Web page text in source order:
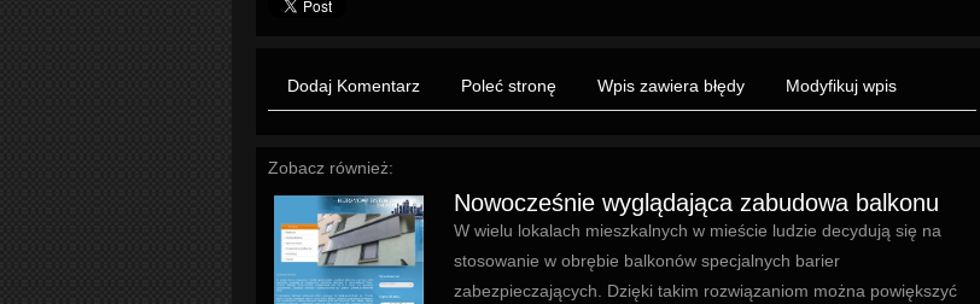
Dodaj Komentarz Poleć stronę Wpis zawiera błędy Modyfikuj wpis
Zobacz również:
Nowocześnie wyglądająca zabudowa balkonu
W wielu lokalach mieszkalnych w mieście ludzie decydują się na
stosowanie w obrębie balkonów specjalnych barier
zabezpieczających. Dzięki takim rozwiązaniom można powiększyć